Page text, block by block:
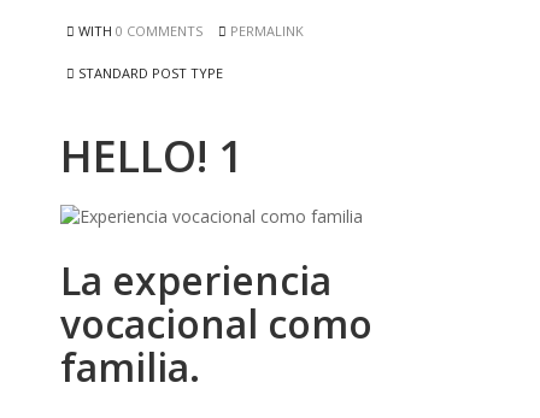
WITH 0 COMMENTS PERMALINK
STANDARD POST TYPE
HELLO! 1
La experiencia
vocacional como
familia.